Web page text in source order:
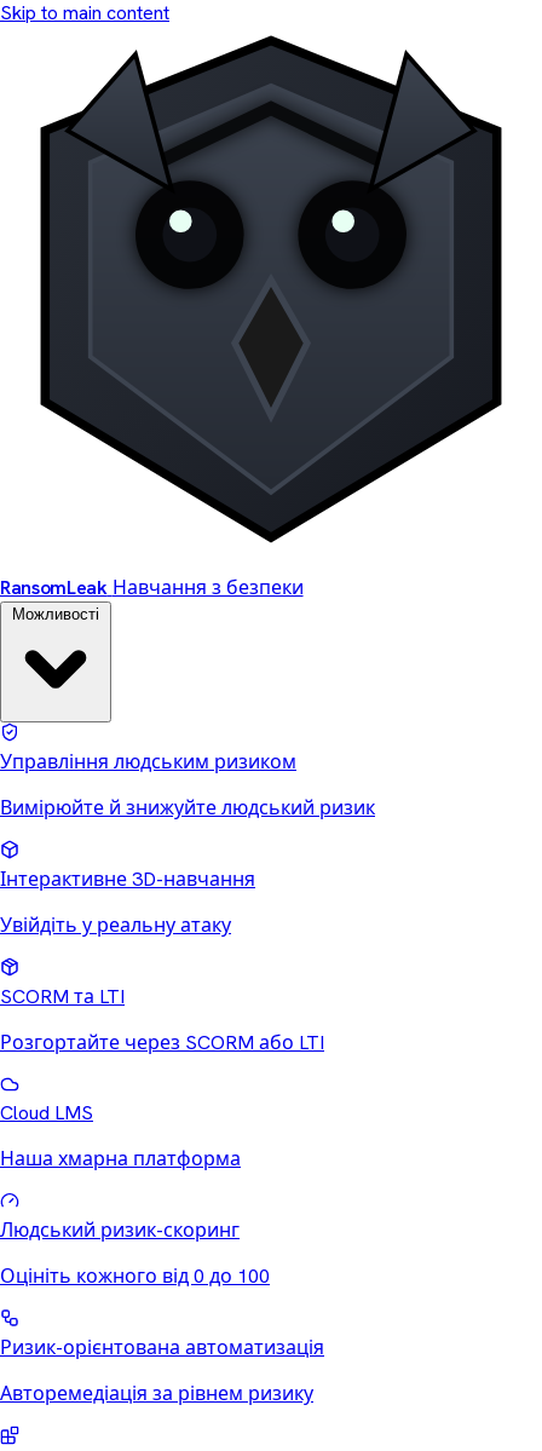
Skip to main content
RansomLeak Навчання з безпеки
Управління людським ризиком
Вимірюйте й знижуйте людський ризик
Інтерактивне 3D-навчання
Увійдіть у реальну атаку
SCORM та LTI
Розгортайте через SCORM або LTI
Cloud LMS
Наша хмарна платформа
Людський ризик-скоринг
Оцініть кожного від 0 до 100
Ризик-орієнтована автоматизація
Авторемедіація за рівнем ризику